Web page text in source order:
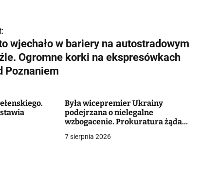
wjechało w bariery na autostradowym
Ogromne korki na ekspresówkach
Poznaniem
Była wicepremier Ukrainy
podejrzana o nielegalne
wzbogacenie. Prokuratura żąda
7 sierpnia 2026